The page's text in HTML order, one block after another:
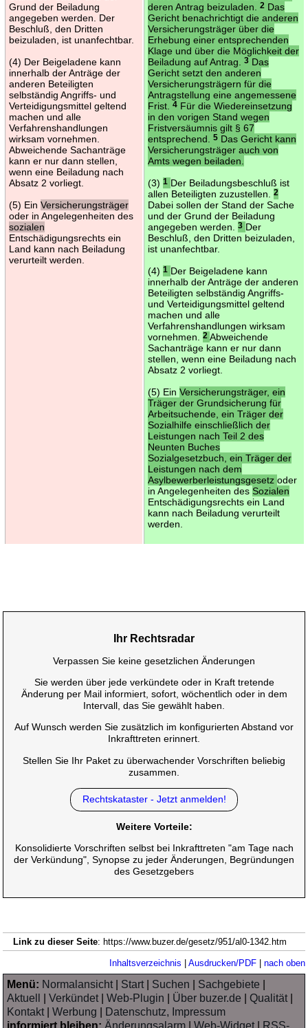
Grund der Beiladung
angegeben werden. Der
Beschluß, den Dritten
beizuladen, ist unanfechtbar.
(4) Der Beigeladene kann
innerhalb der Anträge der
anderen Beteiligten
selbständig Angriffs- und
Verteidigungsmittel geltend
machen und alle
Verfahrenshandlungen
wirksam vornehmen.
Abweichende Sachanträge
kann er nur dann stellen,
wenn eine Beiladung nach
Absatz 2 vorliegt.
(5) Ein Versicherungsträger
oder in Angelegenheiten des
sozialen
Entschädigungsrechts ein
Land kann nach Beiladung
verurteilt werden.
deren Antrag beizuladen.
2Das
Gericht benachrichtigt die anderen
Versicherungsträger über die
Erhebung einer entsprechenden
Klage und über die Möglichkeit der
Beiladung auf Antrag.
3Das
Gericht setzt den anderen
Versicherungsträgern für die
Antragstellung eine angemessene
Frist.
4Für die Wiedereinsetzung
in den vorigen Stand wegen
Fristversäumnis gilt § 67
entsprechend.
5Das Gericht kann
Versicherungsträger auch von
Amts wegen beiladen.
(3) 1 Der Beiladungsbeschluß ist
allen Beteiligten zuzustellen.
2
Dabei sollen der Stand der Sache
und der Grund der Beiladung
angegeben werden.
3 Der
Beschluß, den Dritten beizuladen,
ist unanfechtbar.
(4) 1 Der Beigeladene kann
innerhalb der Anträge der anderen
Beteiligten selbständig Angriffs-
und Verteidigungsmittel geltend
machen und alle
Verfahrenshandlungen wirksam
vornehmen.
2 Abweichende
Sachanträge kann er nur dann
stellen, wenn eine Beiladung nach
Absatz 2 vorliegt.
(5) Ein Versicherungsträger, ein
Träger der Grundsicherung für
Arbeitsuchende, ein Träger der
Sozialhilfe einschließlich der
Leistungen nach Teil 2 des
Neunten Buches
Sozialgesetzbuch, ein Träger der
Leistungen nach dem
Asylbewerberleistungsgesetz oder
in Angelegenheiten des Sozialen
Entschädigungsrechts ein Land
kann nach Beiladung verurteilt
werden.
Ihr Rechtsradar
Verpassen Sie keine gesetzlichen Änderungen
Sie werden über jede verkündete oder in Kraft tretende
Änderung per Mail informiert, sofort, wöchentlich oder in dem
Intervall, das Sie gewählt haben.
Auf Wunsch werden Sie zusätzlich im konfigurierten Abstand vor
Inkrafttreten erinnert.
Stellen Sie Ihr Paket zu überwachender Vorschriften beliebig
zusammen.
Rechtskataster - Jetzt anmelden!
Weitere Vorteile:
Konsolidierte Vorschriften selbst bei Inkrafttreten "am Tage nach
der Verkündung", Synopse zu jeder Änderungen, Begründungen
des Gesetzgebers
Link zu dieser Seite: https://www.buzer.de/gesetz/951/al0-1342.htm
Inhaltsverzeichnis Ausdrucken/PDF| nach oben
Menü: Normalansicht| Start| Suchen Sachgebiete
Aktuell
|Verkündet|Web-Plugin Über buzer.de |Qualität|
Kontakt|Werbung
Datenschutz, Impressum